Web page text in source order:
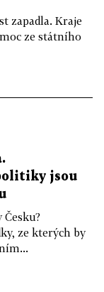
zapadla. Kraje
ze státního
jsou
ze kterých by